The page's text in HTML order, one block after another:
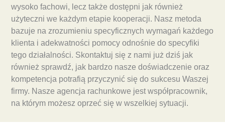
wysoko fachowi, lecz także dostępni jak również
użyteczni we każdym etapie kooperacji. Nasz metoda
bazuje na zrozumieniu specyficznych wymagań każdego
klienta i adekwatności pomocy odnośnie do specyfiki
tego działalności. Skontaktuj się z nami już dziś jak
również sprawdź, jak bardzo nasze doświadczenie oraz
kompetencja potrafią przyczynić się do sukcesu Waszej
firmy. Nasze agencja rachunkowe jest współpracownik,
na którym możesz oprzeć się w wszelkiej sytuacji.